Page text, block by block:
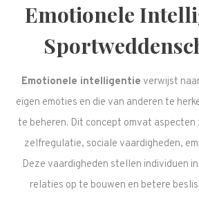
Emotionele
Emotionele intelligentie verwijst
eigen emoties en die van anderen te
te beheren. Dit concept omvat
zelfregulatie, sociale vaardigheden,
Deze vaardigheden stellen individuen
relaties op te bouwen en betere